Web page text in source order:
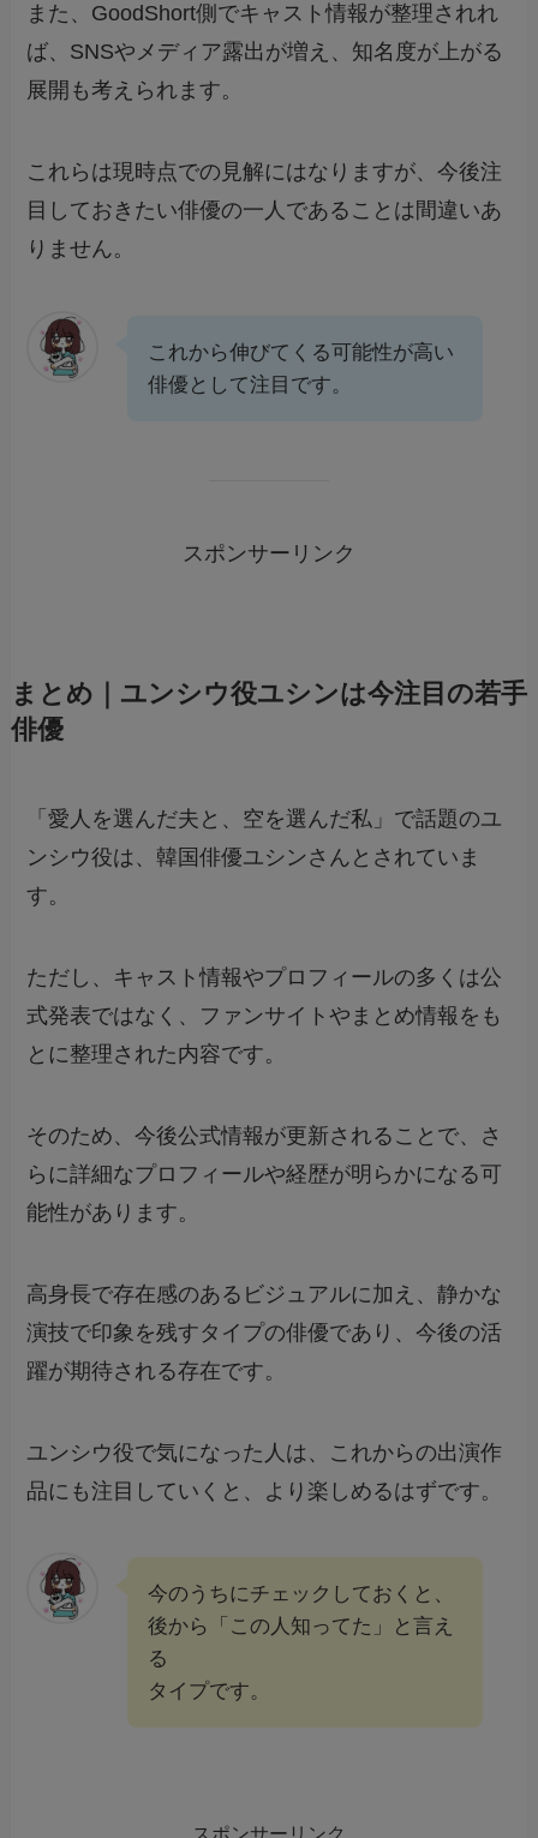
また、GoodShort側でキャスト情報が整理されれ
ば、SNSやメディア露出が増え、知名度が上がる
展開も考えられます。
これらは現時点での見解にはなりますが、今後注
目しておきたい俳優の一人であることは間違いあ
りません。
これから伸びてくる可能性が高い
俳優として注目です。
スポンサーリンク
まとめ｜ユンシウ役ユシンは今注目の若手
俳優
「愛人を選んだ夫と、空を選んだ私」で話題のユ
ンシウ役は、韓国俳優ユシンさんとされていま
す。
ただし、キャスト情報やプロフィールの多くは公
式発表ではなく、ファンサイトやまとめ情報をも
とに整理された内容です。
そのため、今後公式情報が更新されることで、さ
らに詳細なプロフィールや経歴が明らかになる可
能性があります。
高身長で存在感のあるビジュアルに加え、静かな
演技で印象を残すタイプの俳優であり、今後の活
躍が期待される存在です。
ユンシウ役で気になった人は、これからの出演作
品にも注目していくと、より楽しめるはずです。
今のうちにチェックしておくと、
後から「この人知ってた」と言え
る
タイプです。
スポンサーリンク